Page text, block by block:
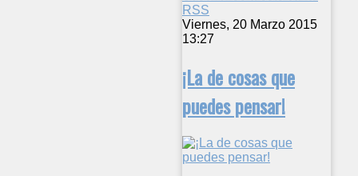
RSS
Viernes, 20 Marzo 2015
13:27
¡La de cosas que
puedes pensar!